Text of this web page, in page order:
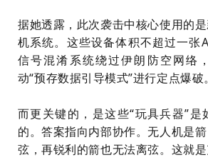
据她透露，此次袭击中核心使用的
机系统。这些设备体积不超过一张
信号混淆系统绕过伊朗防空网络
动“预存数据引导模式”进行定点爆破。
而更关键的，是这些“玩具兵器”是
的。答案指向内部协作。无人机是
弦，再锐利的箭也无法离弦。这就